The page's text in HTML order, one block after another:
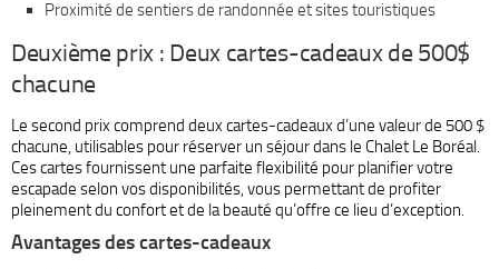
Proximité de sentiers de randonnée et sites touristiques
Deuxième prix : Deux cartes-cadeaux de 500$
chacune
Le second prix comprend deux cartes-cadeaux d’une valeur de 500 $
chacune, utilisables pour réserver un séjour dans le Chalet Le Boréal.
Ces cartes fournissent une parfaite flexibilité pour planifier votre
escapade selon vos disponibilités, vous permettant de profiter
pleinement du confort et de la beauté qu’offre ce lieu d’exception.
Avantages des cartes-cadeaux